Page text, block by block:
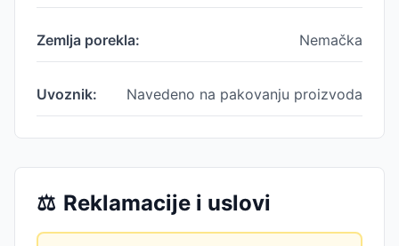
Zemlja porekla: Nemačka
Uvoznik: Navedeno na pakovanju proizvoda
⚖️ Reklamacije i uslovi